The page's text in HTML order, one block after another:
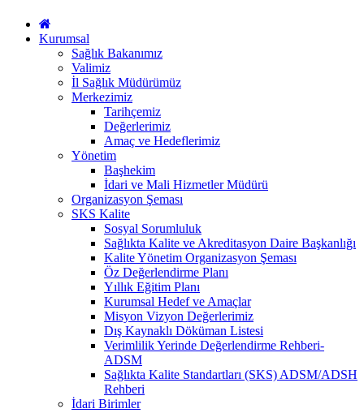
Kurumsal
Sağlık Bakanımız
Valimiz
İl Sağlık Müdürümüz
Merkezimiz
Tarihçemiz
Değerlerimiz
Amaç ve Hedeflerimiz
Yönetim
Başhekim
İdari ve Mali Hizmetler Müdürü
Organizasyon Şeması
SKS Kalite
Sosyal Sorumluluk
Sağlıkta Kalite ve Akreditasyon Daire Başkanlığı
Kalite Yönetim Organizasyon Şeması
Öz Değerlendirme Planı
Yıllık Eğitim Planı
Kurumsal Hedef ve Amaçlar
Misyon Vizyon Değerlerimiz
Dış Kaynaklı Döküman Listesi
Verimlilik Yerinde Değerlendirme Rehberi-
ADSM
Sağlıkta Kalite Standartları (SKS) ADSM/ADSH
Rehberi
İdari Birimler